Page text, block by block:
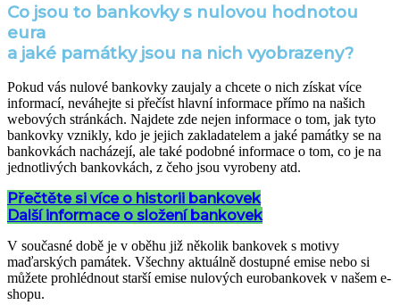
Co jsou to bankovky s nulovou hodnotou
eura
a jaké památky jsou na nich vyobrazeny?
Pokud vás nulové bankovky zaujaly a chcete o nich získat více
informací, neváhejte si přečíst hlavní informace přímo na našich
webových stránkách. Najdete zde nejen informace o tom, jak tyto
bankovky vznikly, kdo je jejich zakladatelem a jaké památky se na
bankovkách nacházejí, ale také podobné informace o tom, co je na
jednotlivých bankovkách, z čeho jsou vyrobeny atd.
Přečtěte si více o historii bankovek
Další informace o složení bankovek
V současné době je v oběhu již několik bankovek s motivy
maďarských památek. Všechny aktuálně dostupné emise nebo si
můžete prohlédnout starší emise nulových eurobankovek v našem e-
shopu.